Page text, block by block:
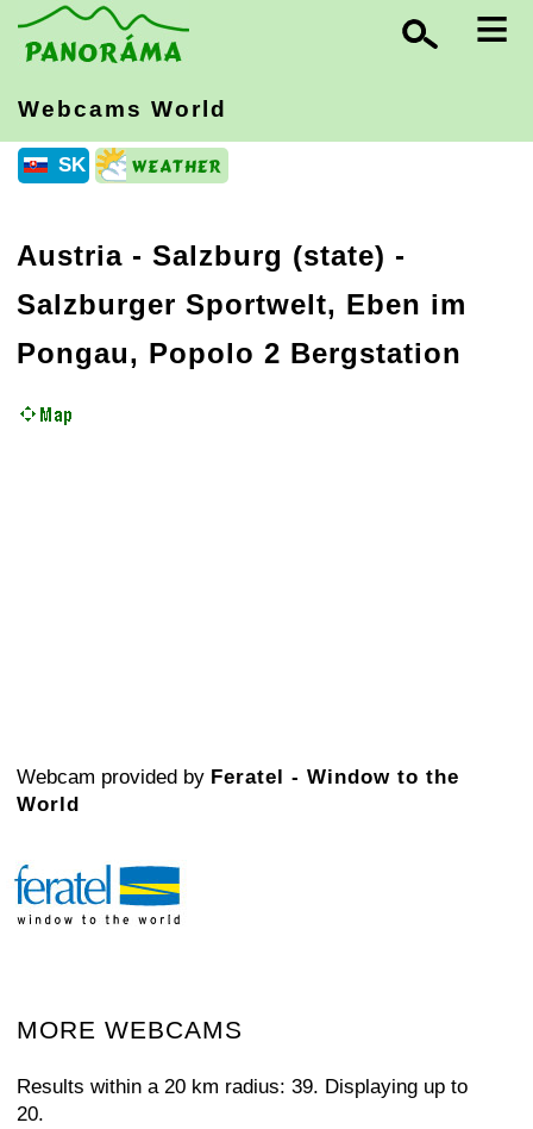
≡
Webcams World
SK
Austria - Salzburg (state) -
Salzburger Sportwelt, Eben im
Pongau, Popolo 2 Bergstation
Webcam provided by Feratel - Window to the
World
MORE WEBCAMS
Results within a 20 km radius: 39. Displaying up to
20.